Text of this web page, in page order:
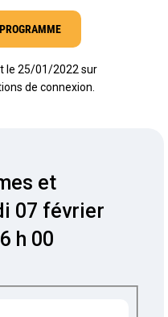
le 25/01/2022 sur
de connexion.
et
07 février
h 00